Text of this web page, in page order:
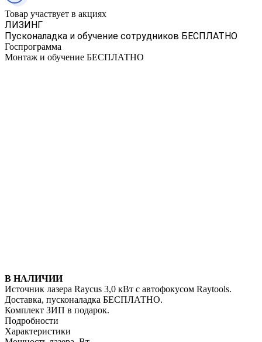
Товар участвует в акциях
ЛИЗИНГ
Пусконаладка и обучение сотрудников БЕСПЛАТНО
Госпрограмма
Монтаж и обучение БЕСПЛАТНО
В НАЛИЧИИ
Источник лазера Raycus 3,0 кВт с автофокусом Raytools.
Доставка, пусконаладка БЕСПЛАТНО.
Комплект ЗИП в подарок.
Подробности
Характеристики